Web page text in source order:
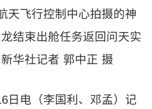
天飞行控制中心拍摄的神
结束出舱任务返回问天实
华社记者 郭中正 摄
日电（李国利、邓孟）记